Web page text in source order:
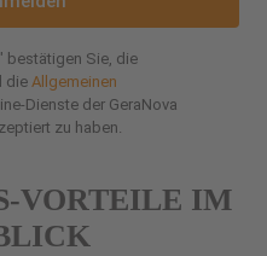
bestätigen Sie, die
dieAllgemeinen
Dienste der GeraNova
zu haben.
VORTEILE IM